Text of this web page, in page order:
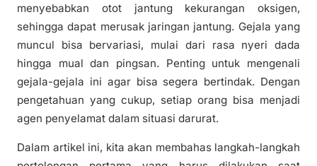
menyebabkan otot jantung kekurangan oksigen,
sehingga dapat merusak jaringan jantung. Gejala yang
muncul bisa bervariasi, mulai dari rasa nyeri dada
hingga mual dan pingsan. Penting untuk mengenali
gejala-gejala ini agar bisa segera bertindak. Dengan
pengetahuan yang cukup, setiap orang bisa menjadi
agen penyelamat dalam situasi darurat.
Dalam artikel ini, kita akan membahas langkah-langkah